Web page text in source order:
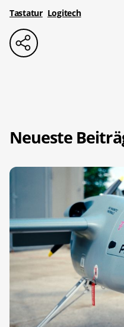
Tastatur Logitech
Neueste